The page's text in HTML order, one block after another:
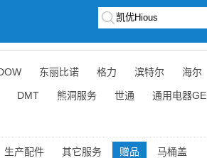
东丽比诺 格力 滨特尔 海尔
DMT 熊洞服务 世通 通用电器GE
生产配件 其它服务 赠品 马桶盖